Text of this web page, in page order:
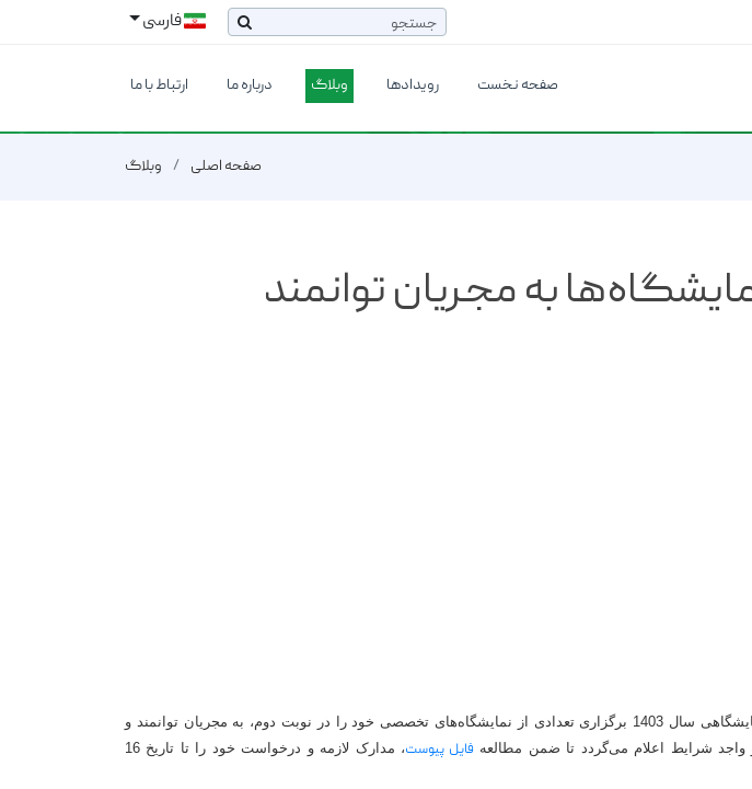
فارسی
صفحه نخست رویدادها وبلاگ درباره ما ارتباط با ما
صفحه اصلی وبلاگ
به مجریان توانمند
شرکت نمایشگاه‌های بین‌المللی خوزستان پیرو برنامه‌ی هر ساله‌ی خود، در نظر دارد طبق تقویم نمایشگاهی سال 1403 برگزاری تعدادی از نمایشگاه‌های تخصصی خود را در نوبت دوم، به مجریان توانمند و
و واجد شرایط اعلام می‌گردد تا ضمن مطالعهفایل پیوست
، مدارک لازمه و درخواست خود را تا تاریخ 16